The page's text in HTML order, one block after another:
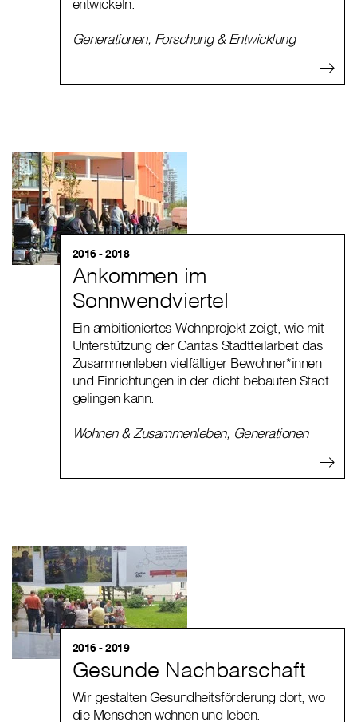
entwickeln.
Generationen, Forschung & Entwicklung
2016 - 2018
Ankommen im
Sonnwendviertel
Ein ambitioniertes Wohnprojekt zeigt, wie mit
Unterstützung der Caritas Stadtteilarbeit das
Zusammenleben vielfältiger Bewohner*innen
und Einrichtungen in der dicht bebauten Stadt
gelingen kann.
Wohnen & Zusammenleben, Generationen
2016 - 2019
Gesunde Nachbarschaft
Wir gestalten Gesundheitsförderung dort, wo
die Menschen wohnen und leben.